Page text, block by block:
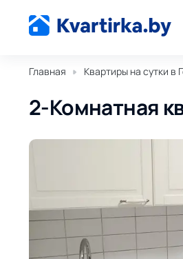
Главная Квартиры на сутки в
2-Комнатная